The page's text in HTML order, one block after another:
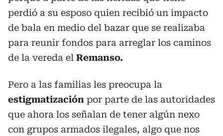
perdió a su esposo quien recibió un impacto
de bala en medio del bazar que se realizaba
para reunir fondos para arreglar los caminos
de la vereda el Remanso.
Pero a las familias les preocupa la
estigmatización por parte de las autoridades
que ahora los señalan de tener algún nexo
con grupos armados ilegales, algo que nos